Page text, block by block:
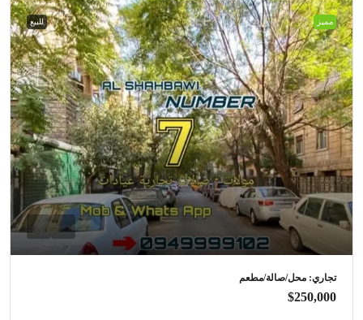
مميز للبيع
تجاري: محل/صالة/مطعم
$250,000